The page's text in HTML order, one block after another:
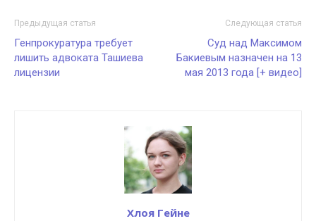
Предыдущая статья
Генпрокуратура требует
лишить адвоката Ташиева
лицензии
Следующая статья
Суд над Максимом
Бакиевым назначен на 13
мая 2013 года [+ видео]
Хлоя Гейне